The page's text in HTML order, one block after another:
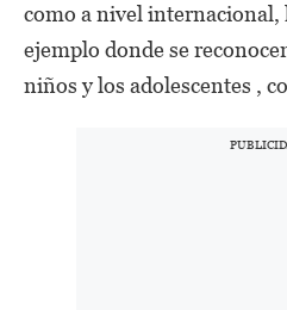
como a nivel internacional,
ejemplo donde se
niños y los adolescentes ,